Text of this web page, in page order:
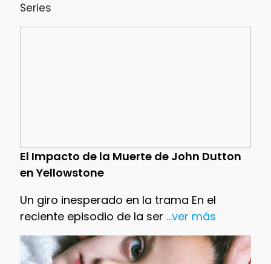
Series
El Impacto de la Muerte de John Dutton
en Yellowstone
Un giro inesperado en la trama En el
reciente episodio de la ser ...ver más